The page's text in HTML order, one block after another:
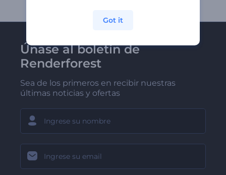
Únase al boletín de
Renderforest
Sea de los primeros en recibir nuestras
últimas noticias y ofertas
Got it